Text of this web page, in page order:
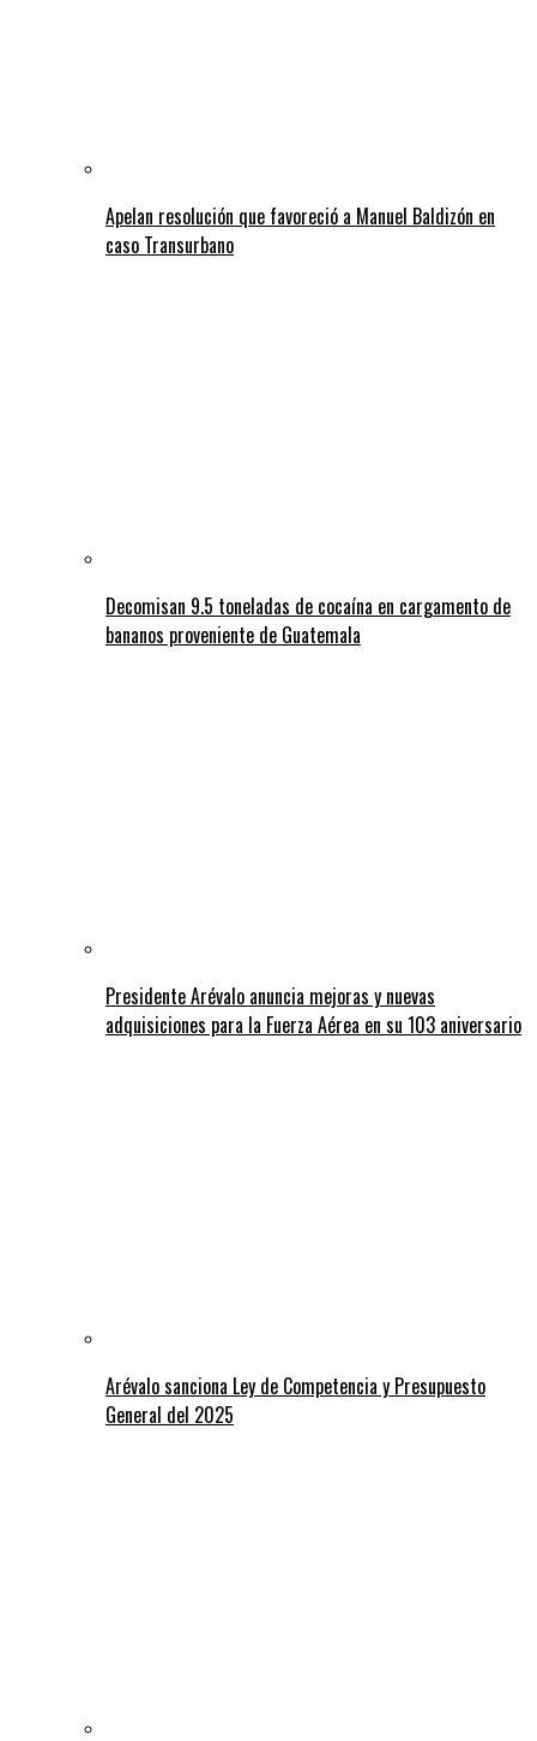
Apelan resolución que favoreció a Manuel Baldizón en
caso Transurbano
Decomisan 9.5 toneladas de cocaína en cargamento de
bananos proveniente de Guatemala
Presidente Arévalo anuncia mejoras y nuevas
adquisiciones para la Fuerza Aérea en su 103 aniversario
Arévalo sanciona Ley de Competencia y Presupuesto
General del 2025